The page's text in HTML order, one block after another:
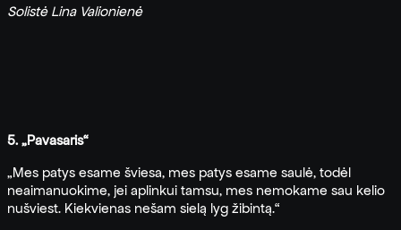
Solistė Lina Valionienė
5. „Pavasaris“
„Mes patys esame šviesa, mes patys esame saulė, todėl
neaimanuokime, jei aplinkui tamsu, mes nemokame sau kelio
nušviest. Kiekvienas nešam sielą lyg žibintą.“